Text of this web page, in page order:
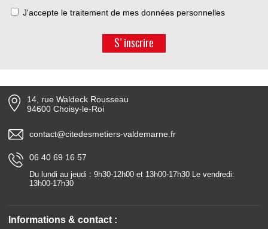
J'accepte le traitement de mes données personnelles
S'inscrire
14, rue Waldeck Rousseau
94600 Choisy-le-Roi
contact@citedesmetiers-valdemarne.fr
06 40 69 16 57
Du lundi au jeudi : 9h30-12h00 et 13h00-17h30 Le vendredi:
13h00-17h30
Informations & contact :